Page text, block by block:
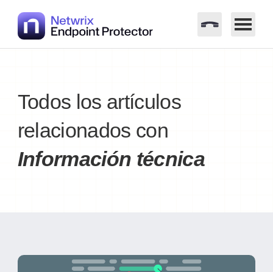
Todos los artículos
relacionados con
Información técnica